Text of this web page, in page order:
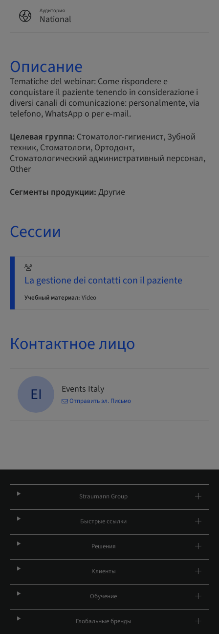
Аудитория
National
Описание
Tematiche del webinar: Come rispondere e
conquistare il paziente tenendo in considerazione i
diversi canali di comunicazione: personalmente, via
telefono, WhatsApp o per e-mail.
Целевая группа: Стоматолог-гигиенист, Зубной
техник, Стоматологи, Ортодонт,
Стоматологический административный персонал,
Other
Сегменты продукции: Другие
Сессии
La gestione dei contatti con il paziente
Учебный материал: Video
Контактное лицо
EI Events Italy
Отправить эл. Письмо
Straumann Group
Быстрые ссылки
Решения
Клиенты
Обучение
Глобальные бренды